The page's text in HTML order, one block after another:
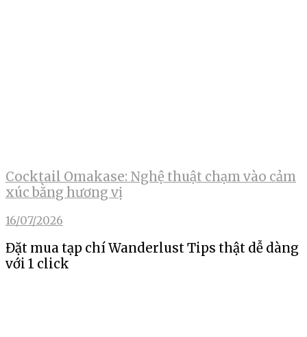
Cocktail Omakase: Nghệ thuật chạm vào cảm
xúc bằng hương vị
16/07/2026
Đặt mua tạp chí Wanderlust Tips thật dễ dàng
với 1 click